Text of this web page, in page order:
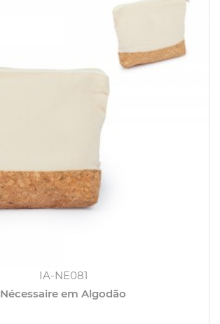
IA-NE081
Nécessaire em Algodão